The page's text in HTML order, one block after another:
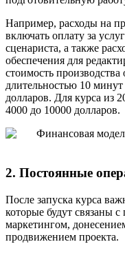
Например, расходы на
включать оплату за
сценариста, а также
обеспечения для
стоимость
длительностью 10 минут
долларов. Для курса из
4000 до 10000 долларов.
2. Постоянные
После запуска курса
которые будут связаны
маркетингом,
продвижением проекта.